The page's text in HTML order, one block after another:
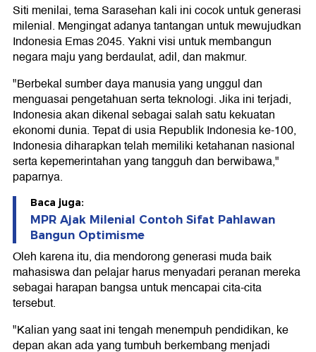
Siti menilai, tema Sarasehan kali ini cocok untuk generasi
milenial. Mengingat adanya tantangan untuk mewujudkan
Indonesia Emas 2045. Yakni visi untuk membangun
negara maju yang berdaulat, adil, dan makmur.
"Berbekal sumber daya manusia yang unggul dan
menguasai pengetahuan serta teknologi. Jika ini terjadi,
Indonesia akan dikenal sebagai salah satu kekuatan
ekonomi dunia. Tepat di usia Republik Indonesia ke-100,
Indonesia diharapkan telah memiliki ketahanan nasional
serta kepemerintahan yang tangguh dan berwibawa,"
paparnya.
Baca juga:
MPR Ajak Milenial Contoh Sifat Pahlawan
Bangun Optimisme
Oleh karena itu, dia mendorong generasi muda baik
mahasiswa dan pelajar harus menyadari peranan mereka
sebagai harapan bangsa untuk mencapai cita-cita
tersebut.
"Kalian yang saat ini tengah menempuh pendidikan, ke
depan akan ada yang tumbuh berkembang menjadi